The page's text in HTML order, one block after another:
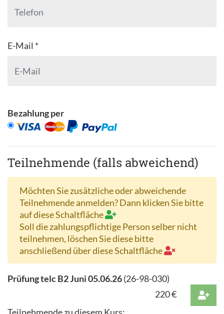
E-Mail *
Bezahlung per
Teilnehmende (falls abweichend)
Möchten Sie zusätzliche oder abweichende
Teilnehmende anmelden? Dann klicken Sie bitte
auf diese Schaltfläche
Soll die zahlungspflichtige Person selber nicht
teilnehmen, löschen Sie diese bitte
anschließend über diese Schaltfläche
Prüfung telc B2 Juni 05.06.26(26-98-030)
220€